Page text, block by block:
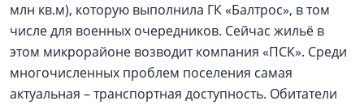
млн кв.м), которую выполнила ГК «Балтрос», в том
числе для военных очередников. Сейчас жильё в
этом микрорайоне возводит компания «ПСК». Среди
многочисленных проблем поселения самая
актуальная – транспортная доступность. Обитатели